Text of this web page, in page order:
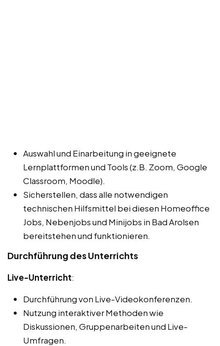
Auswahl und Einarbeitung in geeignete
Lernplattformen und Tools (z.B. Zoom, Google
Classroom, Moodle).
Sicherstellen, dass alle notwendigen
technischen Hilfsmittel bei diesen Homeoffice
Jobs, Nebenjobs und Minijobs in Bad Arolsen
bereitstehen und funktionieren.
Durchführung des Unterrichts
Live-Unterricht:
Durchführung von Live-Videokonferenzen.
Nutzung interaktiver Methoden wie
Diskussionen, Gruppenarbeiten und Live-
Umfragen.